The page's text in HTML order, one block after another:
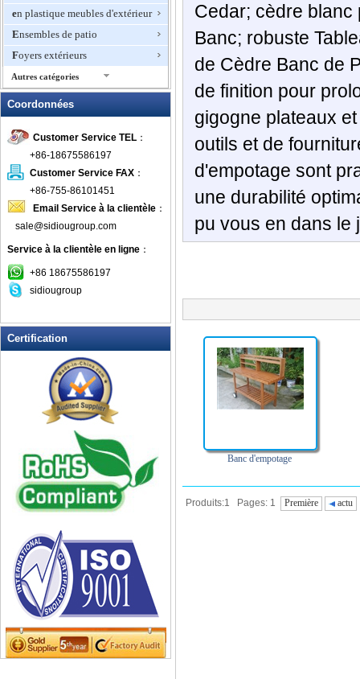
en plastique meubles d'extérieur
Ensembles de patio
Foyers extérieurs
Autres catégories
Hamacs
Meubles de jardin en osier
Meubles de luxe en plein air
aluminium
meubles en bois en plein air
Meubles en rotin extérieur
Meubles Hôtel Outdoor
Meubles Woodard
Mobilier de jardin en métal
plein air
Mosaïque de meubles extérieurs
Outdoor Bistro Sets
Outdoor Chaises à bascule
Planeurs extérieur et balançoires
Planters extérieur
Tableau Loisirs
Tables de pique-nique
Coordonnées
Customer Service TEL ：
+86-18675586197
Customer Service FAX ：
+86-755-86101451
Email Service à la clientèle ：
sale@sidiougroup.com
Service à la clientèle en ligne ：
+86 18675586197
sidiougroup
Certification
Cedar; cèdre blanc
Banc; robuste
de Cèdre Banc de
de finition pour
gigogne plateaux
outils et de
d'empotage sont
une durabilité
pu vous en dans le
Banc d'empotage
Produits:1 Pages: 1 Première actu